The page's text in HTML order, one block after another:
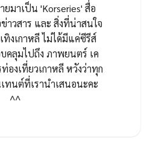
มาเป็น 'Korseries' สื่อ
าวสาร และ สิ่งที่น่าสนใจ
ทิงเกาหลี ไม่ได้มีแค่ซีรีส์
คลุมไปถึง ภาพยนตร์ เค
องเที่ยวเกาหลี หวังว่าทุก
นต์ที่เรานำเสนอนะคะ
^^